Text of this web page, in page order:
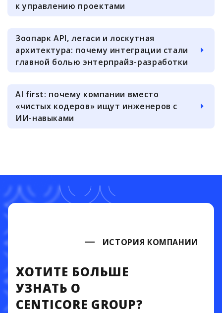
к управлению проектами
Зоопарк API, легаси и лоскутная
архитектура: почему интеграции стали
главной болью энтерпрайз-разработки
AI first: почему компании вместо
«чистых кодеров» ищут инженеров с
ИИ-навыками
ИСТОРИЯ КОМПАНИИ
ХОТИТЕ БОЛЬШЕ
УЗНАТЬ О
CENTICORE GROUP?